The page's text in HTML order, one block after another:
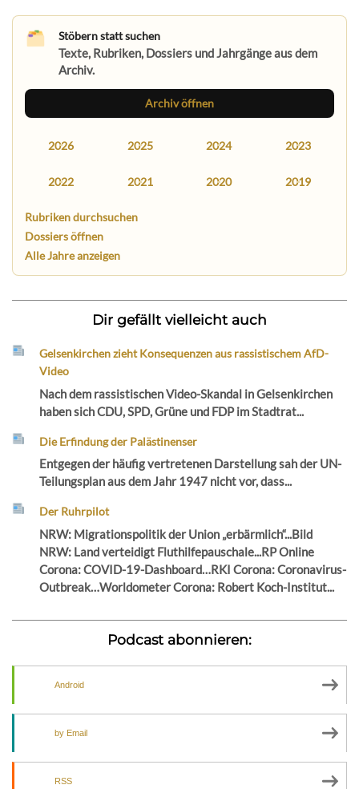
Stöbern statt suchen
Texte, Rubriken, Dossiers und Jahrgänge aus dem
Archiv.
Archiv öffnen
2026 2025 2024 2023
2022 2021 2020 2019
Rubriken durchsuchen
Dossiers öffnen
Alle Jahre anzeigen
Dir gefällt vielleicht auch
Gelsenkirchen zieht Konsequenzen aus rassistischem AfD-
Video
Nach dem rassistischen Video-Skandal in Gelsenkirchen
haben sich CDU, SPD, Grüne und FDP im Stadtrat...
Die Erfindung der Palästinenser
Entgegen der häufig vertretenen Darstellung sah der UN-
Teilungsplan aus dem Jahr 1947 nicht vor, dass...
Der Ruhrpilot
NRW: Migrationspolitik der Union „erbärmlich“...Bild
NRW: Land verteidigt Fluthilfepauschale...RP Online
Corona: COVID-19-Dashboard…RKI Corona: Coronavirus-
Outbreak…Worldometer Corona: Robert Koch-Institut...
Podcast abonnieren:
Android
by Email
RSS